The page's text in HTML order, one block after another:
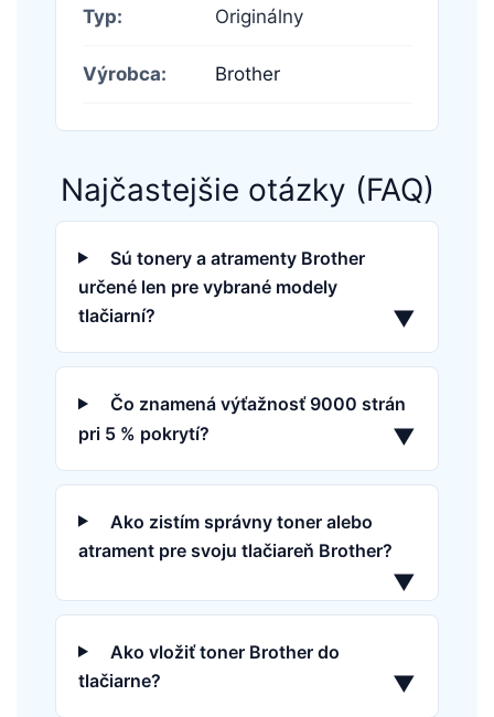
Typ: Originálny
Výrobca: Brother
Najčastejšie otázky (FAQ)
Sú tonery a atramenty Brother
určené len pre vybrané modely
tlačiarní?
▼
Čo znamená výťažnosť 9000 strán
pri 5 % pokrytí?
▼
Ako zistím správny toner alebo
atrament pre svoju tlačiareň Brother?
▼
Ako vložiť toner Brother do
tlačiarne?
▼